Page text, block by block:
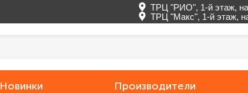
ТРЦ "РИО", 1-й этаж,
ТРЦ "Макс", 1-й этаж,
Новинки Производители